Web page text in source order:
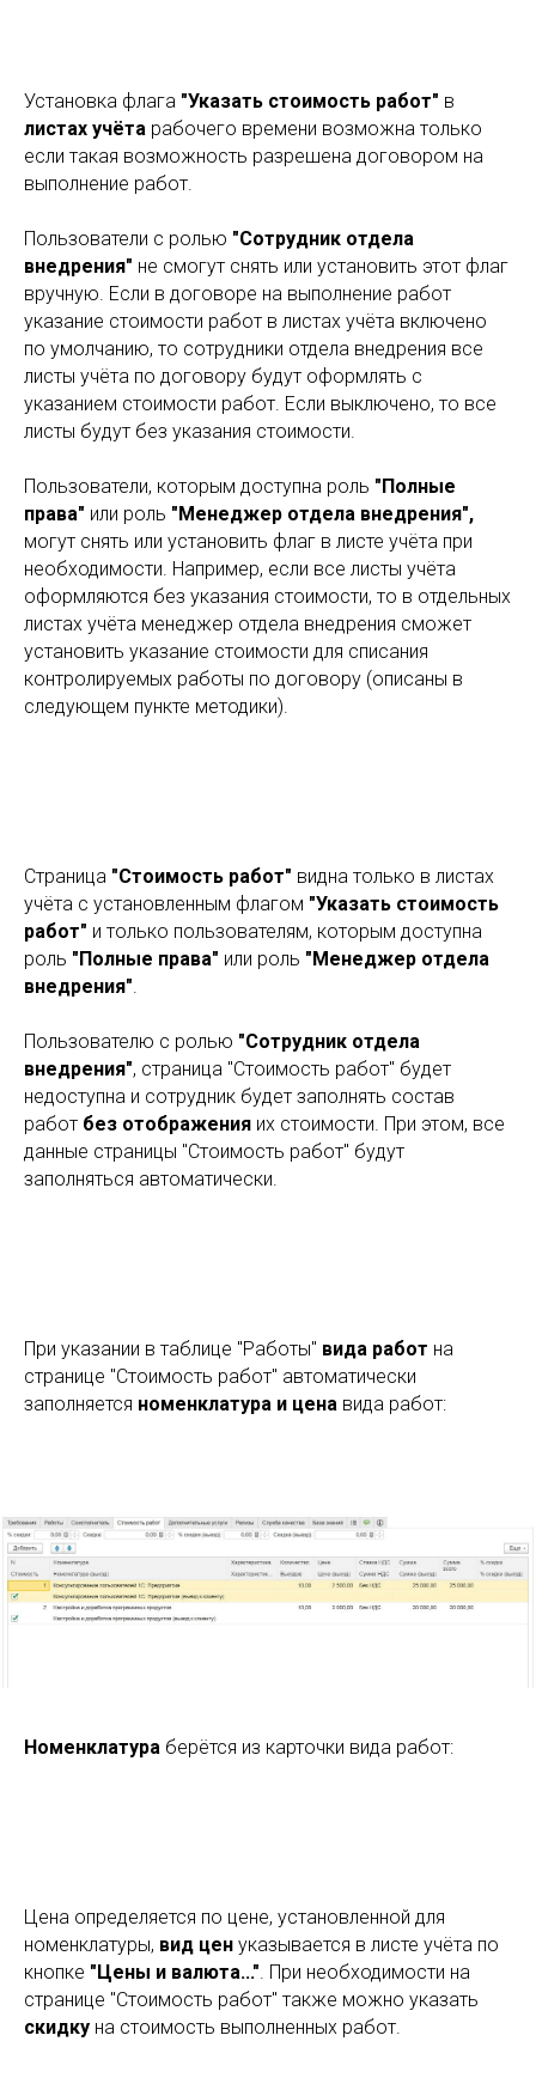
Установка флага "Указать стоимость работ" в
листах учёта рабочего времени возможна только
если такая возможность разрешена договором на
выполнение работ.
Пользователи с ролью "Сотрудник отдела
внедрения" не смогут снять или установить этот флаг
вручную. Если в договоре на выполнение работ
указание стоимости работ в листах учёта включено
по умолчанию, то сотрудники отдела внедрения все
листы учёта по договору будут оформлять с
указанием стоимости работ. Если выключено, то все
листы будут без указания стоимости.
Пользователи, которым доступна роль "Полные
права" или роль "Менеджер отдела внедрения",
могут снять или установить флаг в листе учёта при
необходимости. Например, если все листы учёта
оформляются без указания стоимости, то в отдельных
листах учёта менеджер отдела внедрения сможет
установить указание стоимости для списания
контролируемых работы по договору (описаны в
следующем пункте методики).
Страница "Стоимость работ" видна только в листах
учёта с установленным флагом "Указать стоимость
работ" и только пользователям, которым доступна
роль "Полные права" или роль "Менеджер отдела
внедрения"
Пользователю с ролью "Сотрудник отдела
внедрения", страница "Стоимость работ" будет
недоступна и сотрудник будет заполнять состав
работ без отображения их стоимости. При этом, все
данные страницы "Стоимость работ" будут
заполняться автоматически.
При указании в таблице "Работы" вида работ на
странице "Стоимость работ" автоматически
заполняется номенклатура и цена вида работ:
Номенклатура берётся из карточки вида работ:
Цена определяется по цене, установленной для
номенклатуры, вид цен указывается в листе учёта по
кнопке "Цены и валюта...". При необходимости на
странице "Стоимость работ" также можно указать
скидку на стоимость выполненных работ.